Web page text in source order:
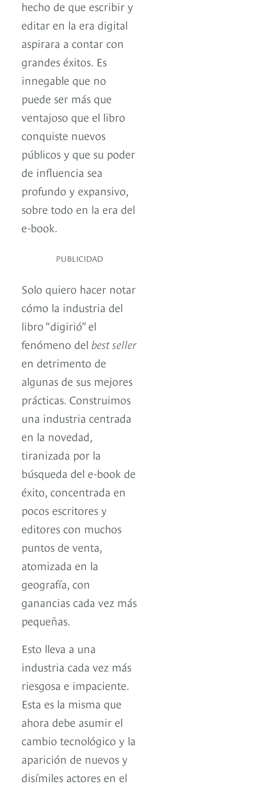
hecho de que escribir y
editar en la era digital
aspirara a contar con
grandes éxitos. Es
innegable que no
puede ser más que
ventajoso que el libro
conquiste nuevos
públicos y que su poder
de influencia sea
profundo y expansivo,
sobre todo en la era del
e-book.
PUBLICIDAD
Solo quiero hacer notar
cómo la industria del
libro “digirió” el
fenómeno del best seller
en detrimento de
algunas de sus mejores
prácticas. Construimos
una industria centrada
en la novedad,
tiranizada por la
búsqueda del e-book de
éxito, concentrada en
pocos escritores y
editores con muchos
puntos de venta,
atomizada en la
geografía, con
ganancias cada vez más
pequeñas.
Esto lleva a una
industria cada vez más
riesgosa e impaciente.
Esta es la misma que
ahora debe asumir el
cambio tecnológico y la
aparición de nuevos y
disímiles actores en el